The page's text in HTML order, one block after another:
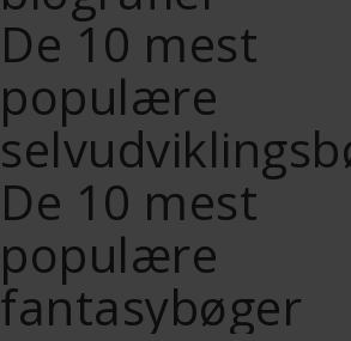
De 10 mest
populære
De 10 mest
populære
fantasybøger